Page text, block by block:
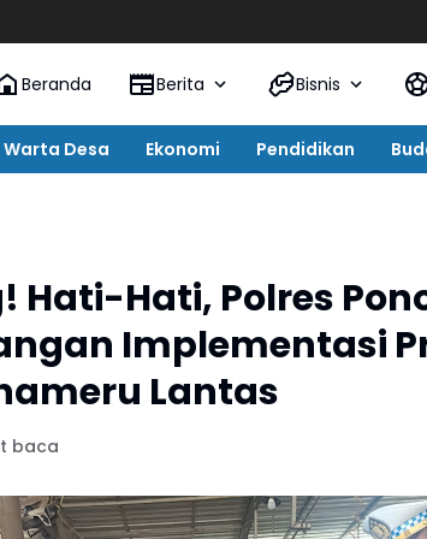
Beranda Berita Bisnis
Warta Desa Ekonomi Pendidikan
Hati-Hati, Polres
Implementasi
Lantas
baca